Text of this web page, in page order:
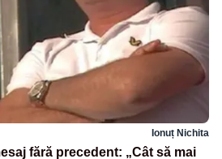
Ionuț Nichita
fără precedent: „Cât să mai